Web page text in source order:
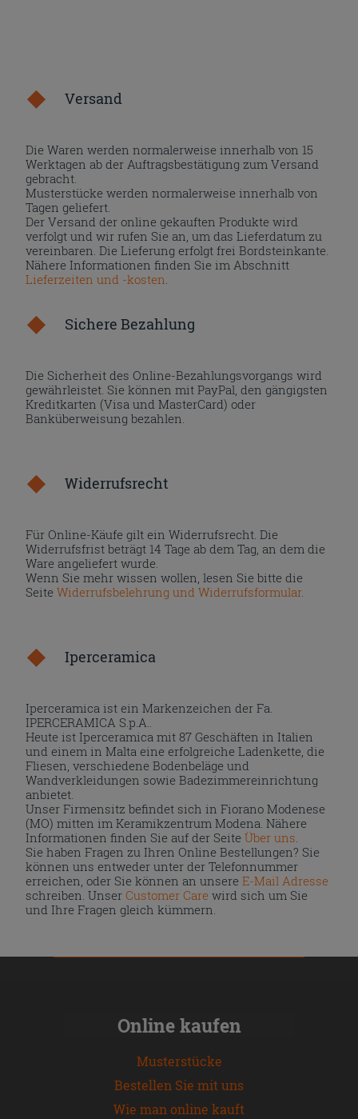
Versand
Die Waren werden normalerweise innerhalb von 15
Werktagen ab der Auftragsbestätigung zum Versand
gebracht.
Musterstücke werden normalerweise innerhalb von
Tagen geliefert.
Der Versand der online gekauften Produkte wird
verfolgt und wir rufen Sie an, um das Lieferdatum zu
vereinbaren. Die Lieferung erfolgt frei Bordsteinkante.
Nähere Informationen finden Sie im Abschnitt
Lieferzeiten und -kosten.
Sichere Bezahlung
Die Sicherheit des Online-Bezahlungsvorgangs wird
gewährleistet. Sie können mit PayPal, den gängigsten
Kreditkarten (Visa und MasterCard) oder
Banküberweisung bezahlen.
Widerrufsrecht
Für Online-Käufe gilt ein Widerrufsrecht. Die
Widerrufsfrist beträgt 14 Tage ab dem Tag, an dem die
Ware angeliefert wurde.
Wenn Sie mehr wissen wollen, lesen Sie bitte die
SeiteWiderrufsbelehrung und Widerrufsformular.
Iperceramica
Iperceramica ist ein Markenzeichen der Fa.
IPERCERAMICA S.p.A..
Heute ist Iperceramica mit 87 Geschäften in Italien
und einem in Malta eine erfolgreiche Ladenkette, die
Fliesen, verschiedene Bodenbeläge und
Wandverkleidungen sowie Badezimmereinrichtung
anbietet.
Unser Firmensitz befindet sich in Fiorano Modenese
(MO) mitten im Keramikzentrum Modena. Nähere
Informationen finden Sie auf der Seite Über uns.
Sie haben Fragen zu Ihren Online Bestellungen? Sie
können uns entweder unter der Telefonnummer
erreichen, oder Sie können an unsereE-Mail Adresse
schreiben. UnserCustomer Care wird sich um Sie
und Ihre Fragen gleich kümmern.
Online kaufen
Musterstücke
Bestellen Sie mit uns
Wie man online kauft